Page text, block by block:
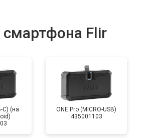
Flir
C) (на
ONE Pro (MICRO-USB)
435001103